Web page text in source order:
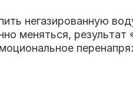
негазированную
меняться, результат